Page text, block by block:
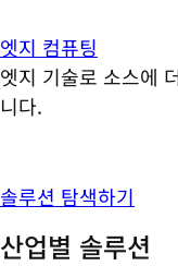
엣지 컴퓨팅
엣지 기술로 소스에
니다.
솔루션 탐색하기
산업별 솔루션